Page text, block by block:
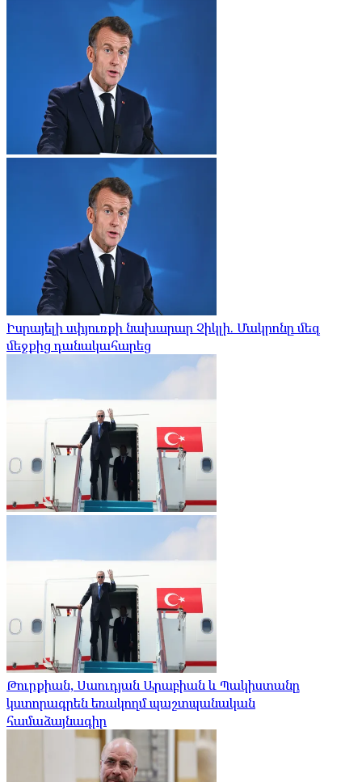
Իսրայելի սփյուռքի նախարար Չիկլի. Մակրոնը մեզ
մեջքից դանակահարեց
Թուրքիան, Սաուդյան Արաբիան և Պակիստանը
կստորագրեն եռակողմ պաշտպանական
համաձայնագիր